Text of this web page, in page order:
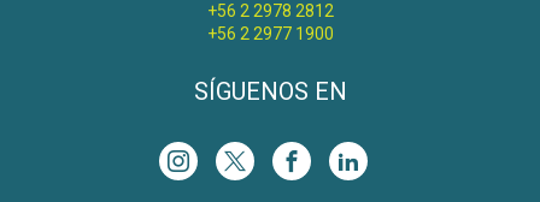
+56 2 2978 2812
+56 2 2977 1900
SÍGUENOS EN